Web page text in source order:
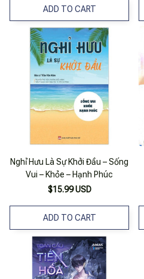
ADD TO CART
Nghỉ Hưu Là Sự Khởi Đầu – Sống
Vui – Khỏe – Hạnh Phúc
$15.99 USD
ADD TO CART